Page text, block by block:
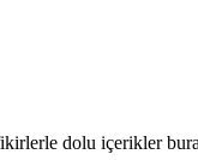
dolu içerikler